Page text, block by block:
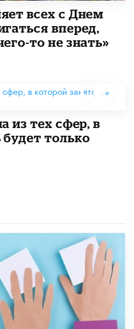
всех с Днем
вперед,
то не знать»
из тех сфер, в
только